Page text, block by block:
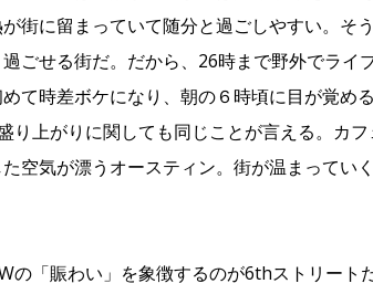
街に留まっていて随分と過ごしやすい。そ
ごせる街だ。だから、26時まで野外でライ
て時差ボケになり、朝の６時頃に目が覚め
り上がりに関しても同じことが言える。カ
空気が漂うオースティン。街が温まってい
の「賑わい」を象徴するのが6thストリー